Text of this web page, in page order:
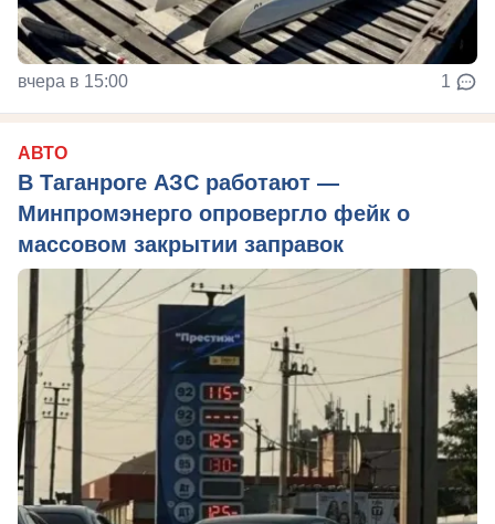
вчера в 15:00 1
АВТО
В Таганроге АЗС работают —
Минпромэнерго опровергло фейк о
массовом закрытии заправок